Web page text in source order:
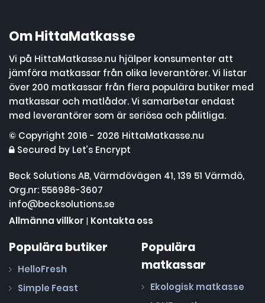
Om HittaMatkasse
Vi på HittaMatkasse.nu hjälper konsumenter att
jämföra matkassar från olika leverantörer. Vi listar
över 200 matkassar från flera populära butiker med
matkassar och matlådor. Vi samarbetar endast
med leverantörer som är seriösa och pålitliga.
© Copyright 2016 - 2026 HittaMatkasse.nu
Secured by Let’s Encrypt
Beck Solutions AB, Värmdövägen 41, 139 51 Värmdö,
Org.nr: 556986-3607
info@becksolutions.se
Allmänna villkor | Kontakta oss
Populära butiker
HelloFresh
Simple Feast
Populära
matkassar
Ekologisk matkasse